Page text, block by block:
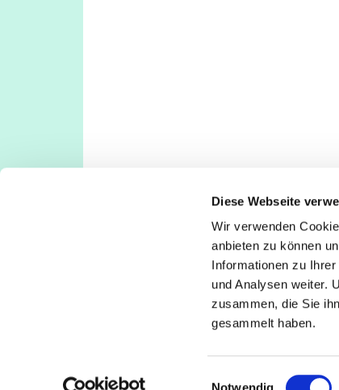
Diese Webseite
Wir verwenden
anbieten zu können
Informationen zu
und Analysen weiter.
zusammen, die Sie
gesammelt haben.
Notwendig
Evangelische Kirchengemeinde Köln-
Deutz: Tempelstraße 29, 50679 Köln
Poll: Rolshover Str. 588a, 51105 Köln
koeln-deutz-poll@ekir.de